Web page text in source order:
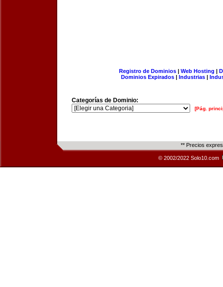
Registro de Dominios| Web Hosting |
Dominios Expirados | Industrias |
Categorías de Dominio:
[Pág.
** Precios
© 2002/2022 Solo10.com